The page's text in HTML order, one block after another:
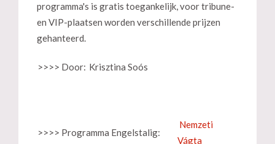
programma's is gratis toegankelijk, voor tribune-
en VIP-plaatsen worden verschillende prijzen
gehanteerd.
>>>> Door: Krisztina Soós
>>>> Programma Engelstalig:
Nemzeti
Vágta